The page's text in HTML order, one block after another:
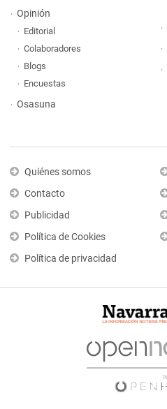
Opinión
Editorial
Colaboradores
Blogs
Encuestas
Osasuna
Quiénes somos
Contacto
Publicidad
Política de Cookies
Política de privacidad